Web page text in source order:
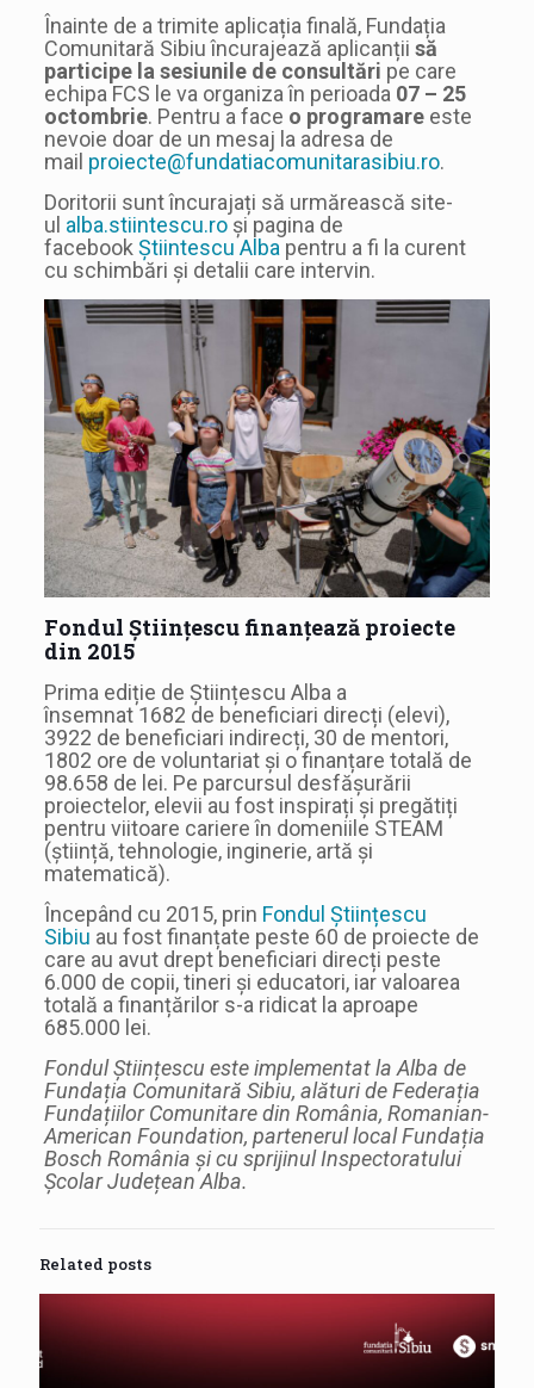
Înainte de a trimite aplicația finală, Fundația
Comunitară Sibiu încurajează aplicanții să
participe la sesiunile de consultări pe care
echipa FCS le va organiza în perioada 07 – 25
octombrie. Pentru a face o programare este
nevoie doar de un mesaj la adresa de
mail proiecte@fundatiacomunitarasibiu.ro.
Doritorii sunt încurajați să urmărească site-
ul alba.stiintescu.roși pagina de
facebook Știintescu Alba pentru a fi la curent
cu schimbări și detalii care intervin.
Fondul Științescu finanțează proiecte
din 2015
Prima ediție de Științescu Alba a
însemnat 1682 de beneficiari direcți (elevi),
3922 de beneficiari indirecți, 30 de mentori,
1802 ore de voluntariat și o finanțare totală de
98.658 de lei. Pe parcursul desfășurării
proiectelor, elevii au fost inspirați și pregătiți
pentru viitoare cariere în domeniile STEAM
(știință, tehnologie, inginerie, artă și
matematică).
Începând cu 2015, prin Fondul Științescu
Sibiu au fost finanțate peste 60 de proiecte de
care au avut drept beneficiari direcți peste
6.000 de copii, tineri și educatori, iar valoarea
totală a finanțărilor s-a ridicat la aproape
685.000 lei.
Fondul Științescu este implementat la Alba de
Fundația Comunitară Sibiu, alături de Federația
Fundațiilor Comunitare din România, Romanian-
American Foundation, partenerul local Fundația
Bosch România și cu sprijinul Inspectoratului
Școlar Județean Alba.
Related posts